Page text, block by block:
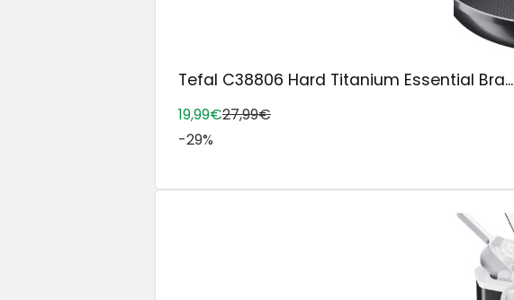
Tefal C38806 Hard Titanium Essential Bra...
19,99€27,99€
-29%